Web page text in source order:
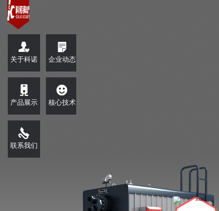
关于科诺 企业动态
产品展示 核心技术
联系我们